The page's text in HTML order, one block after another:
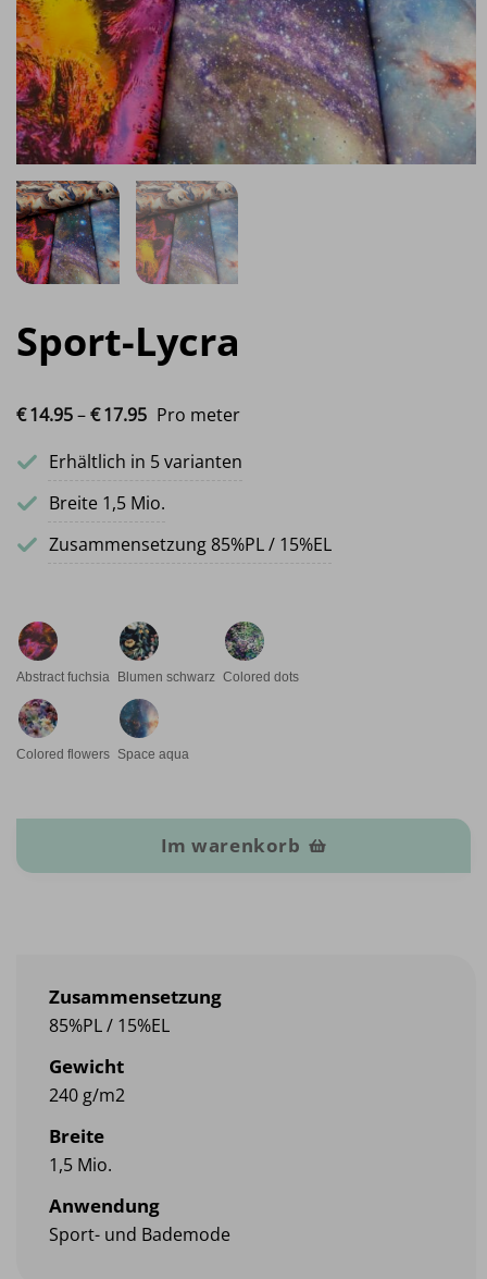
Sport-Lycra
€14.95–€17.95 Preisspanne: €14.95 bis €17.95
Pro meter
Erhältlich in 5 varianten
Breite 1,5 Mio.
Zusammensetzung 85%PL / 15%EL
Abstract fuchsia Blumen schwarz Colored dots
Colored flowers Space aqua
Im warenkorb
Zusammensetzung
85%PL / 15%EL
Gewicht
240 g/m2
Breite
1,5 Mio.
Anwendung
Sport- und Bademode